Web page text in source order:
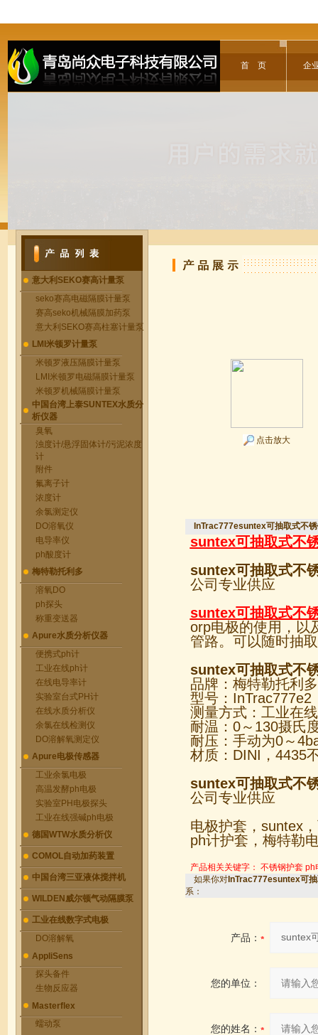
首 页 企
意大利SEKO赛高计量泵
seko赛高电磁隔膜计量泵
赛高seko机械隔膜加药泵
意大利SEKO赛高柱塞计量泵
LMI米顿罗计量泵
米顿罗液压隔膜计量泵
LMI米顿罗电磁隔膜计量泵
米顿罗机械隔膜计量泵
中国台湾上泰SUNTEX水质分
析仪器
臭氧
浊度计/悬浮固体计/污泥浓度
计
附件
氟离子计
浓度计
余氯测定仪
DO溶氧仪
电导率仪
ph酸度计
梅特勒托利多
溶氧DO
ph探头
称重变送器
Apure水质分析仪器
便携式ph计
工业在线ph计
在线电导率计
实验室台式PH计
在线水质分析仪
余氯在线检测仪
DO溶解氧测定仪
Apure电极传感器
工业余氯电极
高温发酵ph电极
实验室PH电极探头
工业在线强碱ph电极
德国WTW水质分析仪
COMOL自动加药装置
中国台湾三亚液体搅拌机
WILDEN威尔顿气动隔膜泵
工业在线数字式电极
DO溶解氧
AppliSens
探头备件
生物反应器
Masterflex
蠕动泵
点击放大
InTrac777esuntex可抽取式不
suntex可抽取式不
suntex可抽取式不
公司专业供应
suntex可抽取式不
orp电极的使用，以
管路。可以随时抽
suntex可抽取式不
品牌：梅特勒托利多
型号：InTrac777e2
测量方式：工业在线
耐温：0～130摄氏
耐压：手动为0～
材质：DINI，4435
suntex可抽取式不
公司专业供应
电极护套，suntex
ph计护套，梅特勒
产品相关关键字： 不锈钢护套 ph
如果你对InTrac777esuntex可抽
系：
产品：
您的单位：
您的姓名：